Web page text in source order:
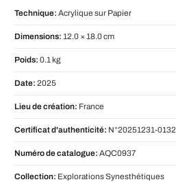
Technique: Acrylique sur Papier
Dimensions: 12.0 × 18.0 cm
Poids: 0.1 kg
Date: 2025
Lieu de création: France
Certificat d'authenticité: N°20251231-0132
Numéro de catalogue: AQC0937
Collection: Explorations Synesthétiques